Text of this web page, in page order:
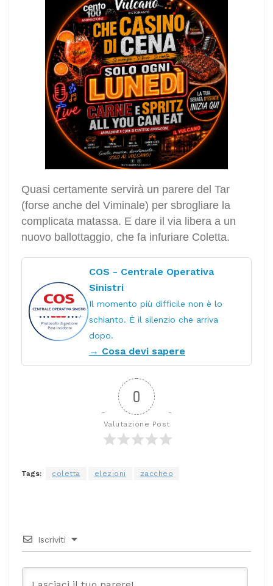
Quasi certamente servirà un parere del Tar
(forse anche del Viminale) per sbrogliare la
complicata matassa. E dare il via libera a un
nuovo ballottaggio, che fa infuriare Coletta.
COS - Centrale Operativa
Sinistri
Il momento più difficile non è lo
schianto. È il silenzio che arriva
dopo.
→ Cosa devi sapere
0
Valutazione Post
Tags: coletta elezioni zaccheo
Iscriviti